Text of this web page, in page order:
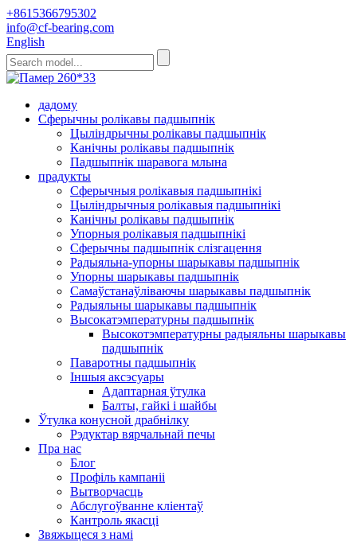
+8615366795302
info@cf-bearing.com
English
дадому
Сферычны ролікавы падшыпнік
Цыліндрычны ролікавы падшыпнік
Канічны ролікавы падшыпнік
Падшыпнік шаравога млына
прадукты
Сферычныя ролікавыя падшыпнікі
Цыліндрычныя ролікавыя падшыпнікі
Канічны ролікавы падшыпнік
Упорныя ролікавыя падшыпнікі
Сферычны падшыпнік слізгацення
Радыяльна-упорны шарыкавы падшыпнік
Упорны шарыкавы падшыпнік
Самаўстанаўліваючы шарыкавы падшыпнік
Радыяльны шарыкавы падшыпнік
Высокатэмпературны падшыпнік
Высокотэмпературны радыяльны шарыкавы
падшыпнік
Паваротны падшыпнік
Іншыя аксэсуары
Адаптарная ўтулка
Балты, гайкі і шайбы
Ўтулка конусной драбнілку
Рэдуктар вярчальнай печы
Пра нас
Блог
Профіль кампаніі
Вытворчасць
Абслугоўванне кліентаў
Кантроль якасці
Звяжыцеся з намі